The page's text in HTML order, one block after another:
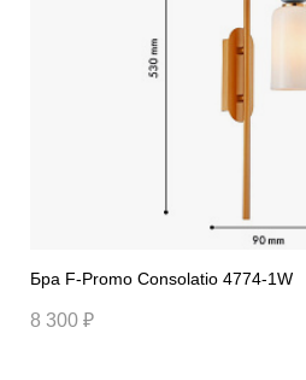
Бра F-Promo Consolatio 4774-1W
8 300 ₽